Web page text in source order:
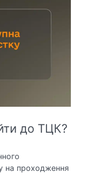
до ТЦК?
на проходження